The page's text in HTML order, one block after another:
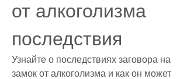
от алкоголизма
последствия
Узнайте о последствиях заговора на
замок от алкоголизма и как он может